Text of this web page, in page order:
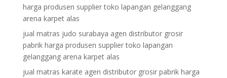
harga produsen supplier toko lapangan gelanggang
arena karpet alas
jual matras judo surabaya agen distributor grosir
pabrik harga produsen supplier toko lapangan
gelanggang arena karpet alas
jual matras karate agen distributor grosir pabrik harga